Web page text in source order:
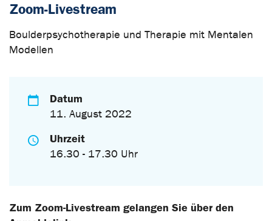
Zoom-Livestream
Boulderpsychotherapie und Therapie mit Mentalen
Modellen
Datum
11. August 2022
Uhrzeit
16.30 - 17.30 Uhr
Zum Zoom-Livestream gelangen Sie über den